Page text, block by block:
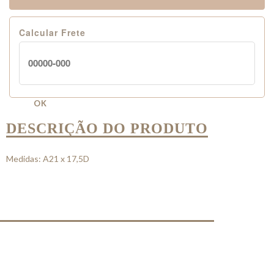
Calcular Frete
OK
DESCRIÇÃO DO PRODUTO
Medidas: A21 x 17,5D